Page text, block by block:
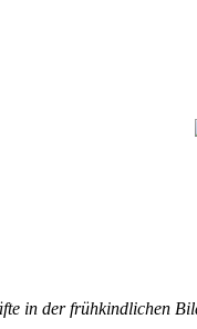
in der frühkindlichen